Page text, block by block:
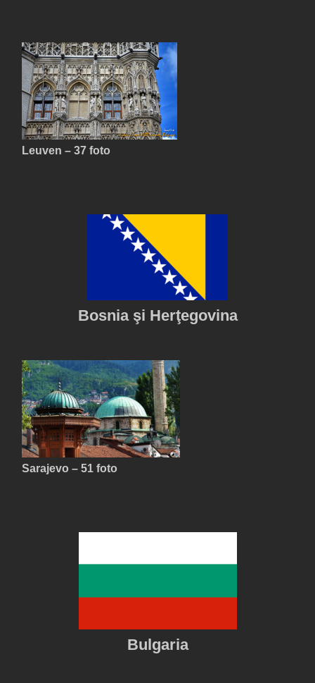
Leuven – 37 foto
Bosnia şi Herţegovina
Sarajevo – 51 foto
Bulgaria